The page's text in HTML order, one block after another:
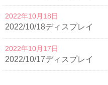
2022/10/18ディスプレイ
2022年10月18日
2022/10/17ディスプレイ
2022年10月17日